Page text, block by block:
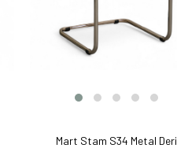
Mart Stam S34 Metal Deri